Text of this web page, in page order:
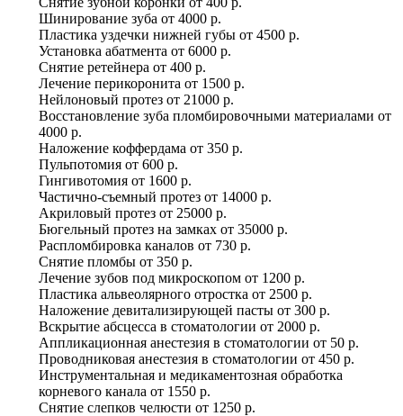
Шинирование зуба от 4000 р.
Пластика уздечки нижней губы от 4500 р.
Установка абатмента от 6000 р.
Снятие ретейнера от 400 р.
Лечение перикоронита от 1500 р.
Нейлоновый протез от 21000 р.
Восстановление зуба пломбировочными материалами от
4000 р.
Наложение коффердама от 350 р.
Пульпотомия от 600 р.
Гингивотомия от 1600 р.
Частично-съемный протез от 14000 р.
Акриловый протез от 25000 р.
Бюгельный протез на замках от 35000 р.
Распломбировка каналов от 730 р.
Снятие пломбы от 350 р.
Лечение зубов под микроскопом от 1200 р.
Пластика альвеолярного отростка от 2500 р.
Наложение девитализирующей пасты от 300 р.
Вскрытие абсцесса в стоматологии от 2000 р.
Аппликационная анестезия в стоматологии от 50 р.
Проводниковая анестезия в стоматологии от 450 р.
Инструментальная и медикаментозная обработка
корневого канала от 1550 р.
Снятие слепков челюсти от 1250 р.